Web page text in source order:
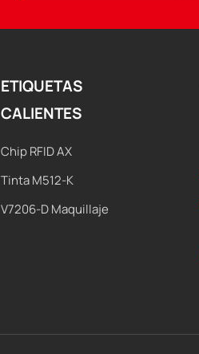
ETIQUETAS
CALIENTES
Chip RFID AX
Tinta M512-K
V7206-D Maquillaje